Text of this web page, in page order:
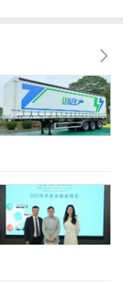
RT产品平台研
化、体系化
集车辆正稳步
，并全面启动